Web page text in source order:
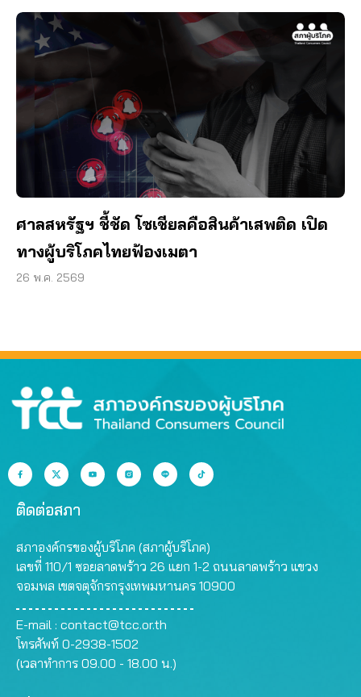
ศาลสหรัฐฯ ชี้ชัด โซเชียลคือสินค้าเสพติด เปิด
ทางผู้บริโภคไทยฟ้องเมตา
26 พ.ค. 2569
ติดต่อสภา
สภาองค์กรของผู้บริโภค (สภาผู้บริโภค)
เลขที่ 110/1 ซอยลาดพร้าว 26 แยก 1-2 ถนนลาดพร้าว แขวง
จอมพล เขตจตุจักรกรุงเทพมหานคร 10900
E-mail : contact@tcc.or.th
โทรศัพท์ 0-2938-1502
(เวลาทำการ 09.00 - 18.00 น.)